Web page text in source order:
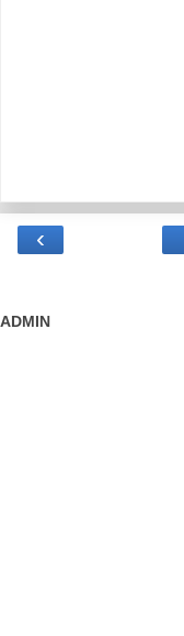
‹
ADMIN